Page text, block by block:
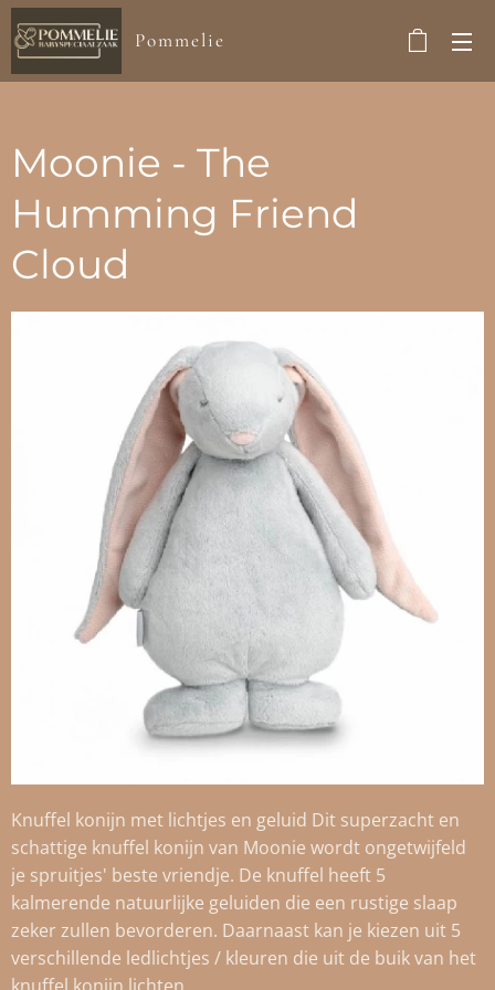
Pommelie
Moonie - The
Humming Friend
Cloud
Knuffel konijn met lichtjes en geluid Dit superzacht en
schattige knuffel konijn van Moonie wordt ongetwijfeld
je spruitjes' beste vriendje. De knuffel heeft 5
kalmerende natuurlijke geluiden die een rustige slaap
zeker zullen bevorderen. Daarnaast kan je kiezen uit 5
verschillende ledlichtjes / kleuren die uit de buik van het